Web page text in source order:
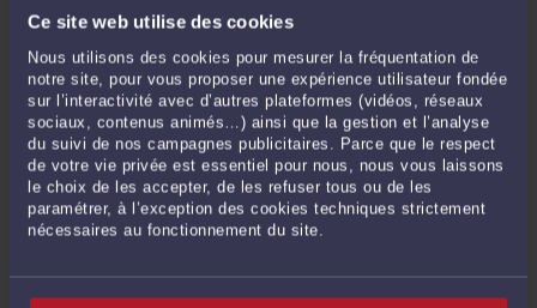
Ce site web utilise des cookies
Nous utilisons des cookies pour mesurer la fréquentation de
notre site, pour vous proposer une expérience utilisateur fondée
sur l’interactivité avec d’autres plateformes (vidéos, réseaux
sociaux, contenus animés…) ainsi que la gestion et l’analyse
du suivi de nos campagnes publicitaires. Parce que le respect
de votre vie privée est essentiel pour nous, nous vous laissons
le choix de les accepter, de les refuser tous ou de les
paramétrer, à l’exception des cookies techniques strictement
nécessaires au fonctionnement du site.
WISECAPITALSFR.COM : DES AVIS QUI ÉVOQUENT UNE ARNAQUE
ParJocelyn ZIEGLERle 24/11/2025 - 1 commentaire
Les fraudeurs créent des sites toujours plus sophistiqués pour attirer les
investisseurs, puis disparaissent après avoir encaissé des sommes parfois